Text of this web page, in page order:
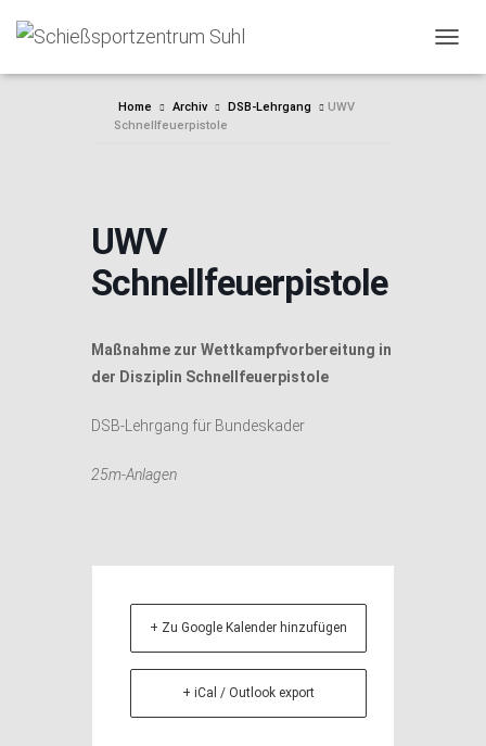
Home Archiv DSB-Lehrgang
UWV
Schnellfeuerpistole
UWV
Schnellfeuerpistole
Maßnahme zur Wettkampfvorbereitung in
der Disziplin Schnellfeuerpistole
DSB-Lehrgang für Bundeskader
25m-Anlagen
+ Zu Google Kalender hinzufügen
+ iCal / Outlook export